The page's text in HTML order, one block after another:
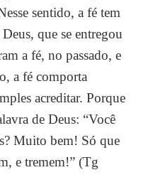
sentido, a fé tem
que se entregou
a fé, no passado, e
a fé comporta
acreditar. Porque
de Deus: “Você
Muito bem! Só que
e tremem!” (Tg